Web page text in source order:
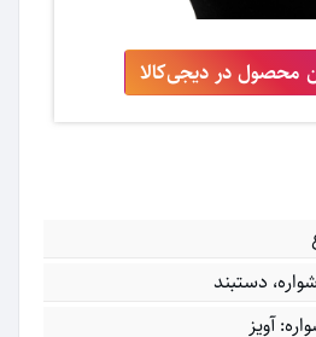
محصول در دیجی‌کالا
دستبند
آویز